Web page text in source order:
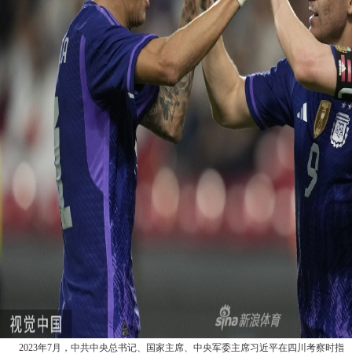
2023年7月，中共中央总书记、国家主席、中央军委主席习近平在四川考察时指